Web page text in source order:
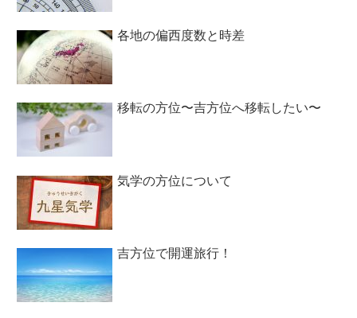
各地の偏西度数と時差
移転の方位〜吉方位へ移転したい〜
気学の方位について
吉方位で開運旅行！